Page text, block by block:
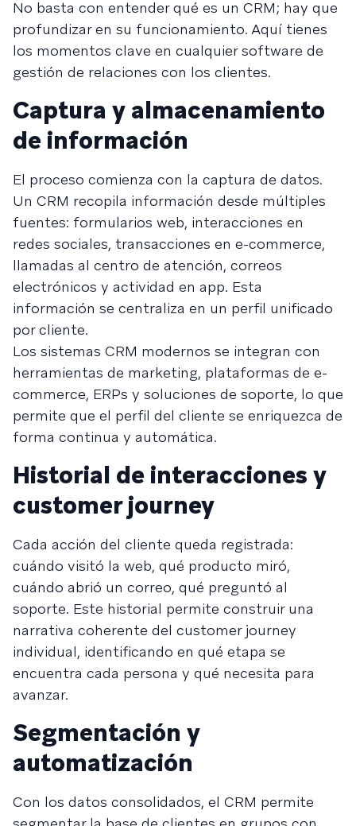
No basta con entender qué es un CRM; hay que
profundizar en su funcionamiento. Aquí tienes
los momentos clave en cualquier software de
gestión de relaciones con los clientes.
Captura y almacenamiento
de información
El proceso comienza con la captura de datos.
Un CRM recopila información desde múltiples
fuentes: formularios web, interacciones en
redes sociales, transacciones en e-commerce,
llamadas al centro de atención, correos
electrónicos y actividad en app. Esta
información se centraliza en un perfil unificado
por cliente.
Los sistemas CRM modernos se integran con
herramientas de marketing, plataformas de e-
commerce, ERPs y soluciones de soporte, lo que
permite que el perfil del cliente se enriquezca de
forma continua y automática.
Historial de interacciones y
customer journey
Cada acción del cliente queda registrada:
cuándo visitó la web, qué producto miró,
cuándo abrió un correo, qué preguntó al
soporte. Este historial permite construir una
narrativa coherente del customer journey
individual, identificando en qué etapa se
encuentra cada persona y qué necesita para
avanzar.
Segmentación y
automatización
Con los datos consolidados, el CRM permite